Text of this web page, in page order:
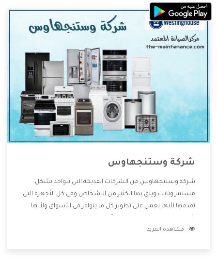
شركة وستنجهاوس
شركة وستنجهاوس من الشركات القديمة التى تتواجد بشكل
مستمر وثابت ويثق بها الكثير من الاشخاص وفى كل الأجهزة التى
تقدمها لأنها تعمل على تطوير كل ما يتوافر فى الأسواق ولأنها
المنتجات وتقدم للعملاء أقوى العروض والخصومات التى تسهل
مشاهدة المزيد